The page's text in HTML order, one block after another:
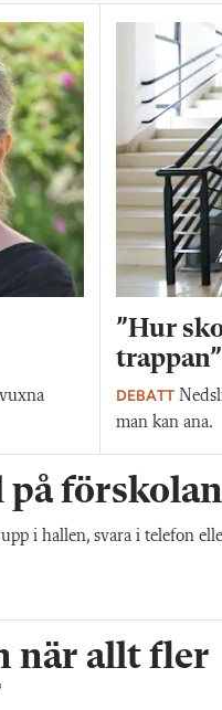
”Hur
trappan”
DEBATT
man kan ana.
i hallen, svara i telefon
när allt fler